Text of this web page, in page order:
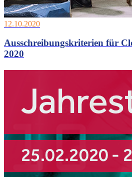
12.10.2020
Ausschreibungskriterien für
2020